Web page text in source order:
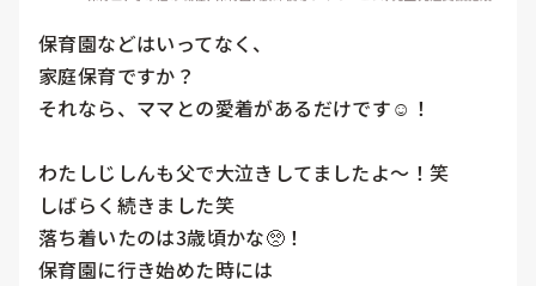
保育園などはいってなく、
家庭保育ですか？
それなら、ママとの愛着があるだけです☺️！
わたしじしんも父で大泣きしてましたよ〜！笑
しばらく続きました笑
落ち着いたのは3歳頃かな🥺！
保育園に行き始めた時には